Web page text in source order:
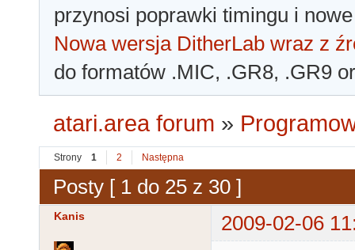
przynosi poprawki timingu i
Nowa wersja DitherLab wraz z
do formatów .MIC, .GR8, .GR9
atari.area forum »
Strony 1 2 Następna
Posty [ 1 do 25 z 30 ]
Kanis 2009-02-06